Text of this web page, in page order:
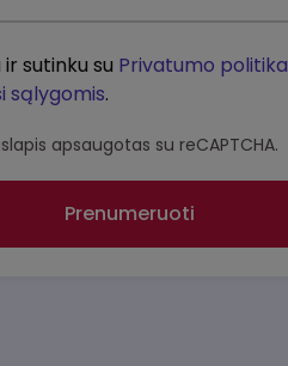
sutinku su Privatumo politika
sąlygomis.
apsaugotas su reCAPTCHA.
Prenumeruoti